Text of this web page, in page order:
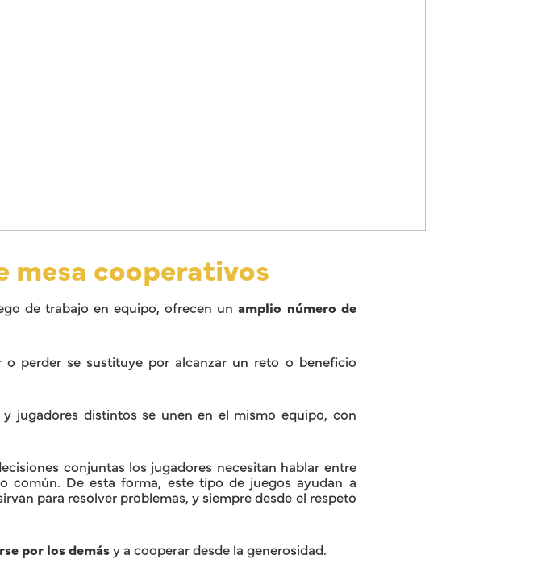
mesa cooperativos
de trabajo en equipo, ofrecen unamplio número de
perder se sustituye por alcanzar un reto o beneficio
jugadores distintos se unen en el mismo equipo, con
conjuntas los jugadores necesitan hablar entre
común. De esta forma, este tipo de juegos ayudan a
para resolver problemas, y siempre desde el respeto
por los demásy a cooperar desde la generosidad.